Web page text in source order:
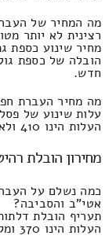
מה המחיר של
רצינית לא יותר
מחיר שינוע כספת
חדש.
מה מחיר העברת
עלות שינוע של
העלות הינו 410 ולא יותר מ190 שקלים חדשים.
מחירון הובלת
כמה נשלם על
אטי"ב והסביבה?
תעריף הובלת
העלות הינו 370 ומקסימום 210 שקלים חדשים.